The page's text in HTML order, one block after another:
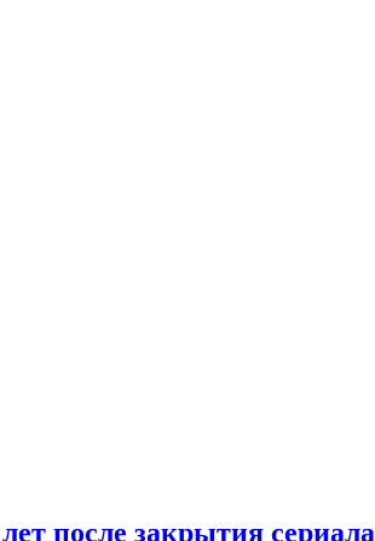
после закрытия сериала